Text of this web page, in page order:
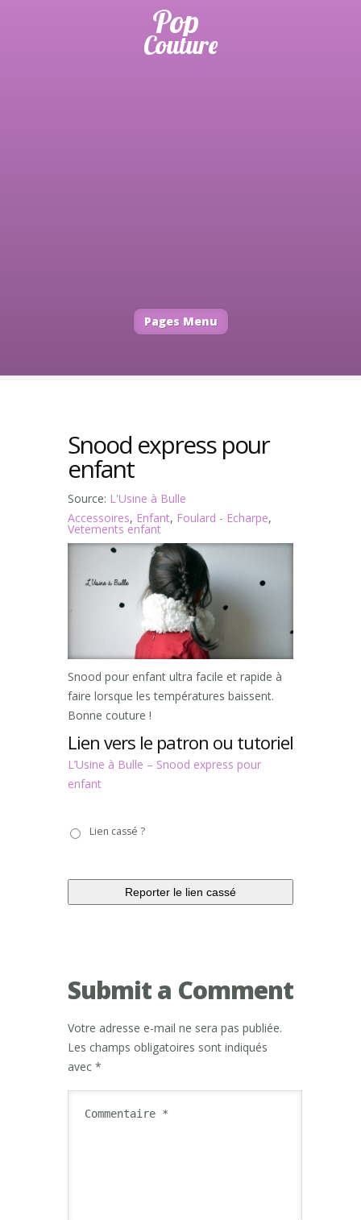
Pages Menu
Snood express pour
enfant
Source: L'Usine à Bulle
Accessoires, Enfant, Foulard - Echarpe,
Vetements enfant
Snood pour enfant ultra facile et rapide à
faire lorsque les températures baissent.
Bonne couture !
Lien vers le patron ou tutoriel
L’Usine à Bulle – Snood express pour
enfant
casséLien cassé ?
Submit a Comment
Votre adresse e-mail ne sera pas publiée.
Les champs obligatoires sont indiqués
avec *